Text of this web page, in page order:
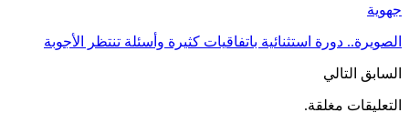
جهوية
الصويرة.. دورة استثنائية باتفاقيات كثيرة وأسئلة تنتظر الأجوبة
السابق التالي
التعليقات مغلقة.